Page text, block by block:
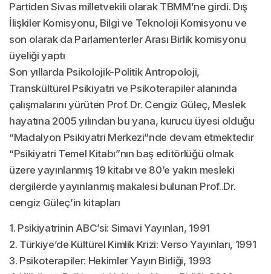
Partiden Sivas milletvekili olarak TBMM’ne girdi. Dış
İlişkiler Komisyonu, Bilgi ve Teknoloji Komisyonu ve
son olarak da Parlamenterler Arası Birlik komisyonu
üyeliği yaptı
Son yıllarda Psikolojik-Politik Antropoloji,
Transkültürel Psikiyatri ve Psikoterapiler alanında
çalışmalarını yürüten Prof. Dr. Cengiz Güleç, Meslek
hayatına 2005 yılından bu yana, kurucu üyesi olduğu
“Madalyon Psikiyatri Merkezi”nde devam etmektedir
“Psikiyatri Temel Kitabı”nın baş editörlüğü olmak
üzere yayınlanmış 19 kitabı ve 80’e yakın mesleki
dergilerde yayınlanmış makalesi bulunan Prof..Dr.
cengiz Güleç’in kitapları
1. Psikiyatrinin ABC’si: Simavi Yayınları, 1991
2. Türkiye’de Kültürel Kimlik Krizi: Verso Yayınları, 1991
3. Psikoterapiler: Hekimler Yayın Birliği, 1993